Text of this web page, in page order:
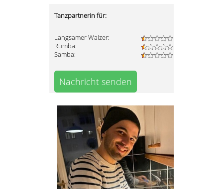
Tanzpartnerin für:
Langsamer Walzer:
Rumba:
Samba:
Nachricht senden